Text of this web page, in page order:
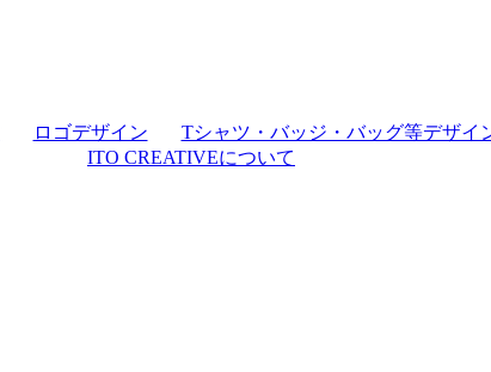
ロゴデザイン Tシャツ・バッジ・バッグ等デザイ
ITO CREATIVEについて